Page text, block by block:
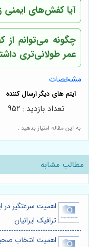
آیا کفش‌های ایمنی
چگونه می‌توانم
عمر طولانی‌تری
مشخصات
به این مقاله امتیاز بدهید :
تعداد بازدید : 952
مطالب مشابه
اهمیت سرعتگیر
ترافیک ایرانیان
اهمیت انتخاب